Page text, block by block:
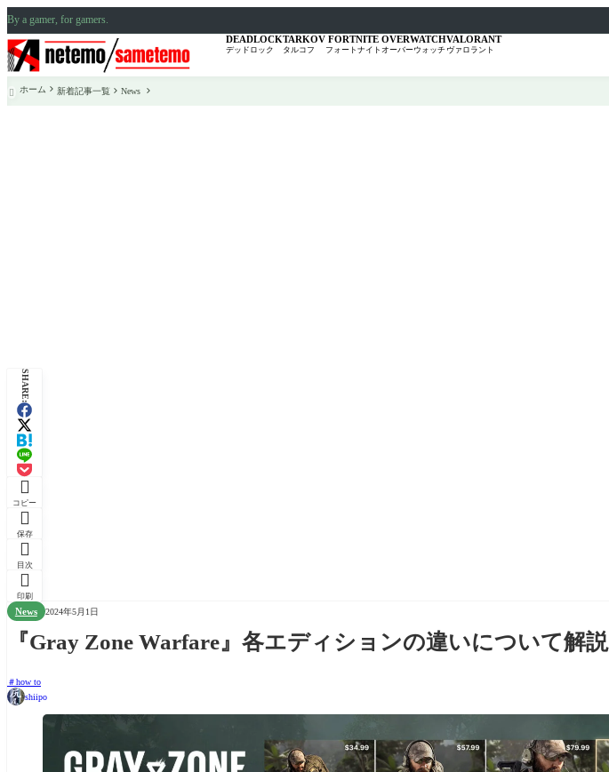
By a gamer, for gamers.
DEADLOCK
デッドロック
TARKOV
タルコフ
FORTNITE
フォートナイト
OVERWATCH
オーバーウォッチ
VALORANT
ヴァロラント
 ホーム 新着記事一覧 News
SHARE:

コピー

保存

目次

印刷
News 2024年5月1日
『Gray Zone Warfare』各エディションの違いについて解説
how to
shiipo